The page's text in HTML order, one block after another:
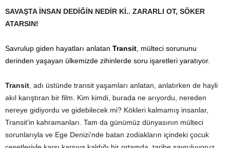
SAVAŞTA İNSAN DEDİĞİN NEDİR Kİ.. ZARARLI OT, SÖKER
ATARSIN!
Savrulup giden hayatları anlatan Transit , mülteci sorununu
derinden yaşayan ülkemizde zihinlerde soru işaretleri yaratıyor.
Transit , adı üstünde transit yaşamları anlatan, anlatırken de hayli
akıl karıştıran bir film. Kim kimdi, burada ne arıyordu, nereden
nereye gidiyordu ve gidebilecek mi? Kökleri kalmamış insanlar,
Transit’in kahramanları. Tam da günümüz dünyasının mülteci
sorunlarıyla ve Ege Denizi’nde batan zodiakların içindeki çocuk